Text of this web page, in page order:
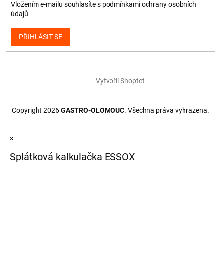
Vložením e-mailu souhlasíte s podmínkami ochrany osobních
údajů
PŘIHLÁSIT SE
Vytvořil Shoptet
Copyright 2026GASTRO-OLOMOUC. Všechna práva vyhrazena.
×
Splátková kalkulačka ESSOX